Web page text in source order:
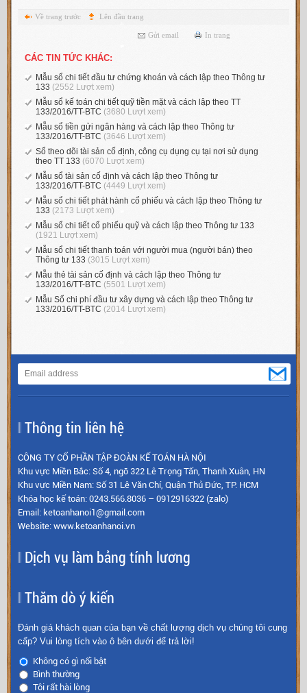
Về trang trước Lên đầu trang
Gửi email In trang
CÁC TIN TỨC KHÁC:
Mẫu sổ chi tiết đầu tư chứng khoán và cách lập theo Thông tư
133 (2552 Lượt xem)
Mẫu sổ kế toán chi tiết quỹ tiền mặt và cách lập theo TT
133/2016/TT-BTC (3680 Lượt xem)
Mẫu sổ tiền gửi ngân hàng và cách lập theo Thông tư
133/2016/TT-BTC (3646 Lượt xem)
Sổ theo dõi tài sản cố định, công cụ dụng cụ tại nơi sử dụng
theo TT 133 (6070 Lượt xem)
Mẫu sổ tài sản cố định và cách lập theo Thông tư
133/2016/TT-BTC (4449 Lượt xem)
Mẫu sổ chi tiết phát hành cổ phiếu và cách lập theo Thông tư
133 (2173 Lượt xem)
Mẫu sổ chi tiết cổ phiếu quỹ và cách lập theo Thông tư 133
(1921 Lượt xem)
Mẫu sổ chi tiết thanh toán với người mua (người bán) theo
Thông tư 133 (3015 Lượt xem)
Mẫu thẻ tài sản cố định và cách lập theo Thông tư
133/2016/TT-BTC (5501 Lượt xem)
Mẫu Sổ chi phí đầu tư xây dựng và cách lập theo Thông tư
133/2016/TT-BTC (2014 Lượt xem)
Thông tin liên hệ
CÔNG TY CỔ PHẦN TẬP ĐOÀN KẾ TOÁN HÀ NỘI
Khu vực Miền Bắc: Số 4, ngõ 322 Lê Trọng Tấn, Thanh Xuân, HN
Khu vực Miền Nam: Số 31 Lê Văn Chí, Quận Thủ Đức, TP. HCM
Khóa học kế toán: 0243.566.8036 – 0912916322 (zalo)
Email: ketoanhanoi1@gmail.com
Website: www.ketoanhanoi.vn
Dịch vụ làm bảng tính lương
Thăm dò ý kiến
Đánh giá khách quan của bạn về chất lượng dịch vụ chúng tôi cung
cấp? Vui lòng tích vào ô bên dưới để trả lời!
Không có gì nổi bật
Bình thường
Tôi rất hài lòng